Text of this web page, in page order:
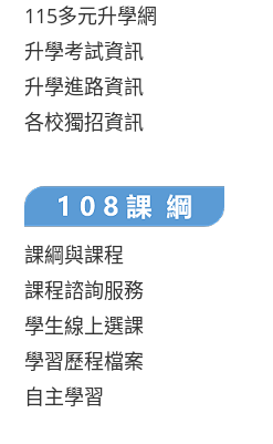
115多元升學網
升學考試資訊
升學進路資訊
各校獨招資訊
課綱與課程
課程諮詢服務
學生線上選課
學習歷程檔案
自主學習